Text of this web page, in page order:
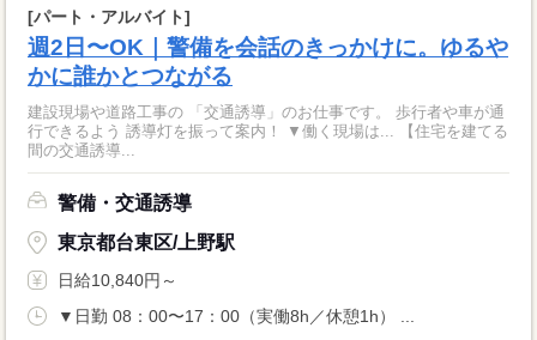
[パート・アルバイト]
週2日〜OK｜警備を会話のきっかけに。ゆるや
かに誰かとつながる
建設現場や道路工事の 「交通誘導」のお仕事です。 歩行者や車が通
行できるよう 誘導灯を振って案内！ ▼働く現場は... 【住宅を建てる
間の交通誘導...
警備・交通誘導
東京都台東区/上野駅
日給10,840円～
▼日勤 08：00〜17：00（実働8h／休憩1h） ...